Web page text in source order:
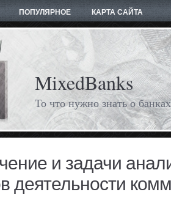
ПОПУЛЯРНОЕ КАРТА САЙТА
MixedBanks
То что нужно знать о банках
и задачи
деятельности